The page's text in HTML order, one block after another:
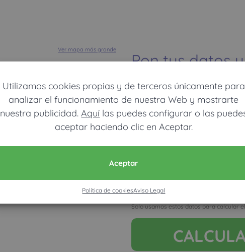
Utilizamos cookies propias y de terceros únicamente para
analizar el funcionamiento de nuestra Web y mostrarte
nuestra publicidad.Aquí las puedes configurar o las
aceptar haciendo clic en Aceptar.
Aceptar
Política de cookiesAviso Legal
Ver mapa más grande
Pon tus datos
dinero
Móvil (Enviamos resultados vía
Acepto la nota legal y RGPD
Solo usamos estos datos para calcular